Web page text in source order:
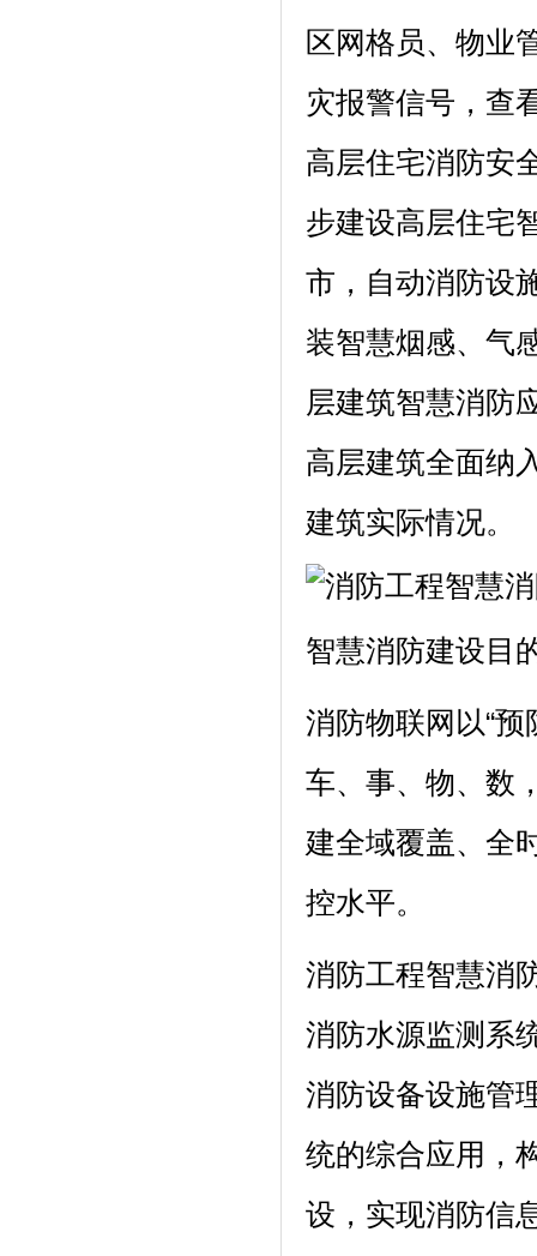
区网格员、物业
灾报警信号，查
高层住宅消防安
步建设高层住宅
市，自动消防设
装智慧烟感、气
层建筑智慧消防
高层建筑全面纳
建筑实际情况。
智慧消防建设目
消防物联网以“
车、事、物、数
建全域覆盖、全
控水平。
消防工程智慧消
消防水源监测系
消防设备设施管
统的综合应用，
设，实现消防信